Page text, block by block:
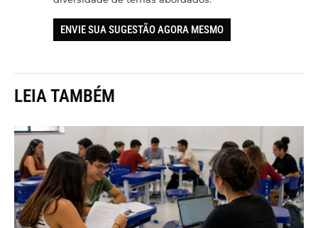
ENVIE SUA SUGESTÃO AGORA MESMO
LEIA TAMBÉM